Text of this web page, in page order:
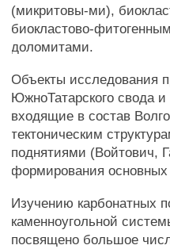
(микритовы-ми),
биокластово-
доломитами.
Объекты исследования
ЮжноТатарского свода
входящие в состав
тектоническим
поднятиями (Войтович,
формирования основных
Изучению карбонатных
каменноугольной
посвящено большое